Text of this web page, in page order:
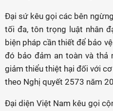
Đại sứ kêu gọi các bên
tối đa, tôn trọng luật nhân
biện pháp cần thiết để bảo
đó bảo đảm an toàn và
giảm thiểu thiệt hại đối với
theo Nghị quyết 2573 năm
Đại diện Việt Nam kêu gọi